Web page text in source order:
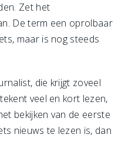
Zet het
De term een oprolbaar
maar is nog steeds
die krijgt zoveel
veel en kort lezen,
bekijken van de eerste
nieuws te lezen is, dan